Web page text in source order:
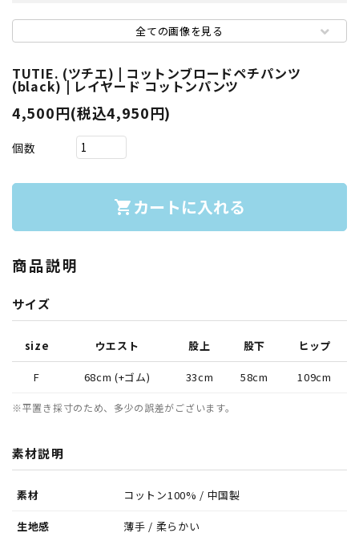
全ての画像を見る
TUTIE. (ツチエ) | コットンブロードペチパンツ
(black) | レイヤード コットンパンツ
4,500円(税込4,950円)
個数
shopping_cart カートに入れる
商品説明
サイズ
size ウエスト 股上 股下 ヒップ
F 68cm (+ゴム) 33cm 58cm 109cm
※平置き採寸のため、多少の誤差がございます。
素材説明
素材 コットン100% / 中国製
生地感 薄手 / 柔らかい